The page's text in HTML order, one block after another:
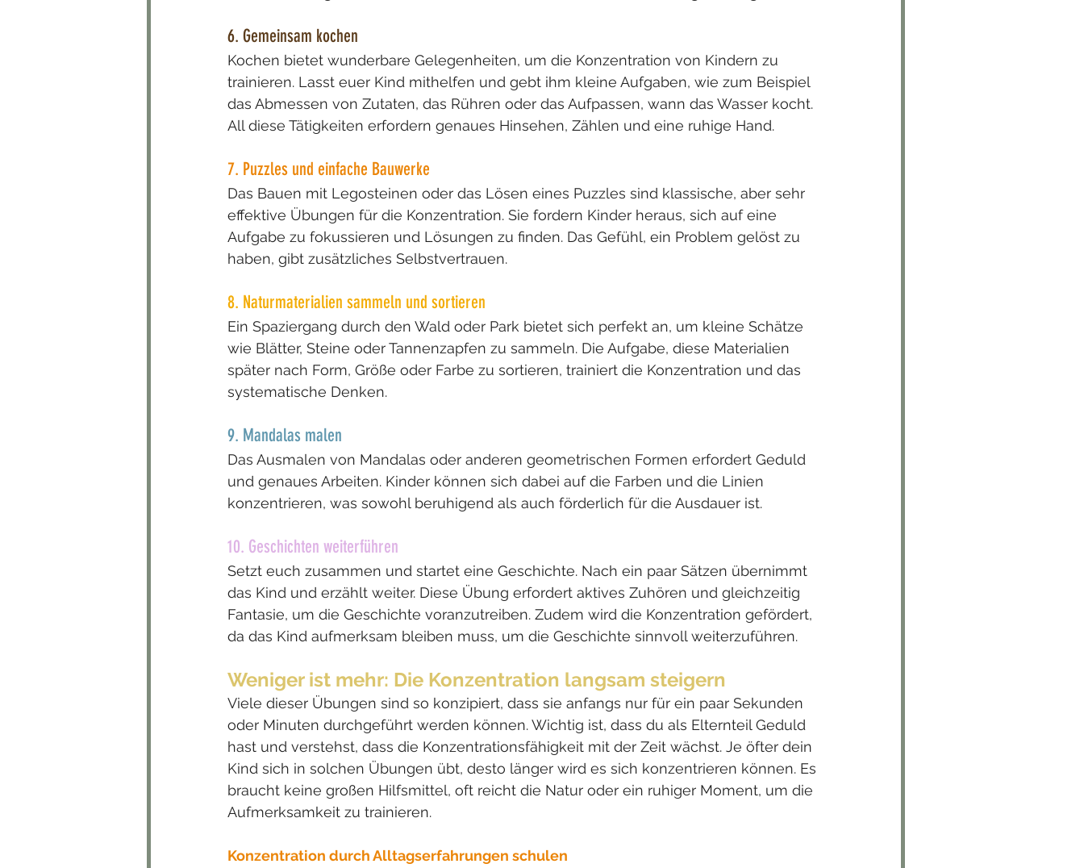
6. Gemeinsam kochen
Kochen bietet wunderbare Gelegenheiten, um die Konzentration von Kindern zu
trainieren. Lasst euer Kind mithelfen und gebt ihm kleine Aufgaben, wie zum Beispiel
das Abmessen von Zutaten, das Rühren oder das Aufpassen, wann das Wasser kocht.
All diese Tätigkeiten erfordern genaues Hinsehen, Zählen und eine ruhige Hand.
7. Puzzles und einfache Bauwerke
Das Bauen mit Legosteinen oder das Lösen eines Puzzles sind klassische, aber sehr
effektive Übungen für die Konzentration. Sie fordern Kinder heraus, sich auf eine
Aufgabe zu fokussieren und Lösungen zu finden. Das Gefühl, ein Problem gelöst zu
haben, gibt zusätzliches Selbstvertrauen.
8. Naturmaterialien sammeln und sortieren
Ein Spaziergang durch den Wald oder Park bietet sich perfekt an, um kleine Schätze
wie Blätter, Steine oder Tannenzapfen zu sammeln. Die Aufgabe, diese Materialien
später nach Form, Größe oder Farbe zu sortieren, trainiert die Konzentration und das
systematische Denken.
9. Mandalas malen
Das Ausmalen von Mandalas oder anderen geometrischen Formen erfordert Geduld
und genaues Arbeiten. Kinder können sich dabei auf die Farben und die Linien
konzentrieren, was sowohl beruhigend als auch förderlich für die Ausdauer ist.
10. Geschichten weiterführen
Setzt euch zusammen und startet eine Geschichte. Nach ein paar Sätzen übernimmt
das Kind und erzählt weiter. Diese Übung erfordert aktives Zuhören und gleichzeitig
Fantasie, um die Geschichte voranzutreiben. Zudem wird die Konzentration gefördert,
da das Kind aufmerksam bleiben muss, um die Geschichte sinnvoll weiterzuführen.
Weniger ist mehr: Die Konzentration langsam steigern
Viele dieser Übungen sind so konzipiert, dass sie anfangs nur für ein paar Sekunden
oder Minuten durchgeführt werden können. Wichtig ist, dass du als Elternteil Geduld
hast und verstehst, dass die Konzentrationsfähigkeit mit der Zeit wächst. Je öfter dein
Kind sich in solchen Übungen übt, desto länger wird es sich konzentrieren können. Es
braucht keine großen Hilfsmittel, oft reicht die Natur oder ein ruhiger Moment, um die
Aufmerksamkeit zu trainieren.
Konzentration durch Alltagserfahrungen schulen